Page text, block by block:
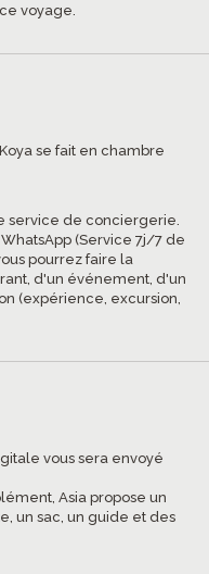
voyage.
se fait en chambre
service de conciergerie.
(Service 7j/7 de
pourrez faire la
d'un événement, d'un
(expérience, excursion,
vous sera envoyé
Asia propose un
un sac, un guide et des